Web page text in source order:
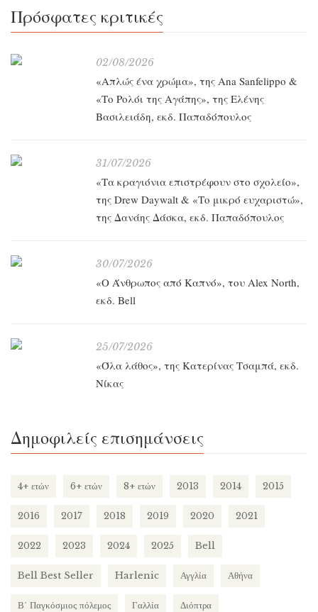
Πρόσφατες κριτικές
02/08/2026
«Απλώς ένα χρώμα», της Ana Sanfelippo &
«Το Ρολόι της Αγάπης», της Ελένης
Βασιλειάδη, εκδ. Παπαδόπουλος
31/07/2026
«Τα κραγιόνια επιστρέφουν στο σχολείο»,
της Drew Daywalt & «Το μικρό ευχαριστώ»,
της Δανάης Δάσκα, εκδ. Παπαδόπουλος
30/07/2026
«O Άνθρωπος από Καπνό», του Alex North,
εκδ. Bell
25/07/2026
«Όλα λάθος», της Κατερίνας Τσαμπά, εκδ.
Νίκας
Δημοφιλείς επισημάνσεις
4+ ετών 6+ ετών 8+ ετών 2013 2014 2015
2016 2017 2018 2019 2020 2021
2022 2023 2024 2025 Bell
Bell Best Seller Harlenic Αγγλία Αθήνα
Β΄ Παγκόσμιος πόλεμος Γαλλία Διόπτρα